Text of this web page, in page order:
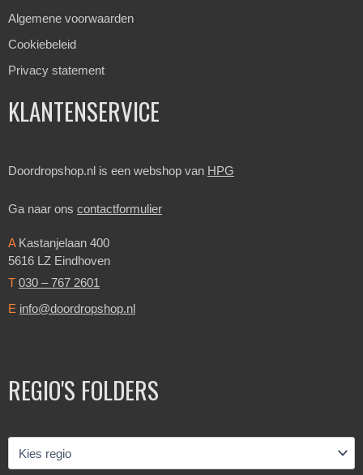
Algemene voorwaarden
Cookiebeleid
Privacy statement
KLANTENSERVICE
Doordropshop.nl is een webshop van HPG
Ga naar ons contactformulier
AKastanjelaan 400
5616 LZ Eindhoven
T 030 – 767 2601
E info@doordropshop.nl
REGIO'S FOLDERS